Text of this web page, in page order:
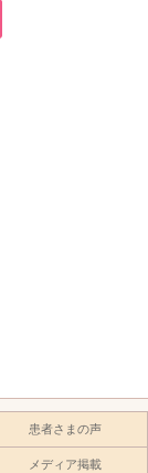
患者さまの声
メディア掲載